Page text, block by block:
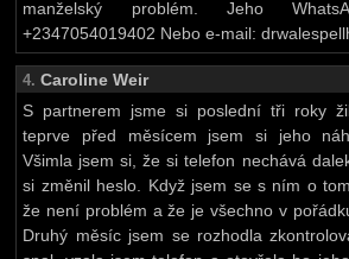
manželský problém. Jeho
+2347054019402 Nebo e-mail:
4. Caroline Weir
S partnerem jsme si poslední tři roky
teprve před měsícem jsem si jeho
Všimla jsem si, že si telefon nechává
si změnil heslo. Když jsem se s ním o
že není problém a že je všechno v
Druhý měsíc jsem se rozhodla